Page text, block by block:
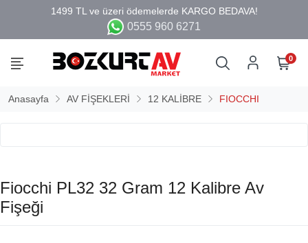
0555 960 6271
0
Anasayfa AV FİŞEKLERİ 12 KALİBRE FIOCCHI
Fiocchi PL32 32 Gram 12 Kalibre Av
Fişeği